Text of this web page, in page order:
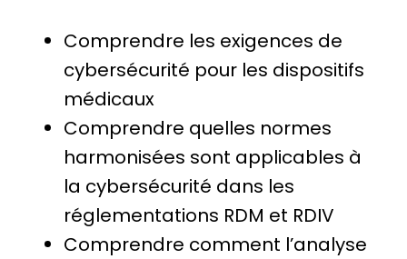
Comprendre les exigences de
cybersécurité pour les dispositifs
médicaux
Comprendre quelles normes
harmonisées sont applicables à
la cybersécurité dans les
réglementations RDM et RDIV
Comprendre comment l’analyse